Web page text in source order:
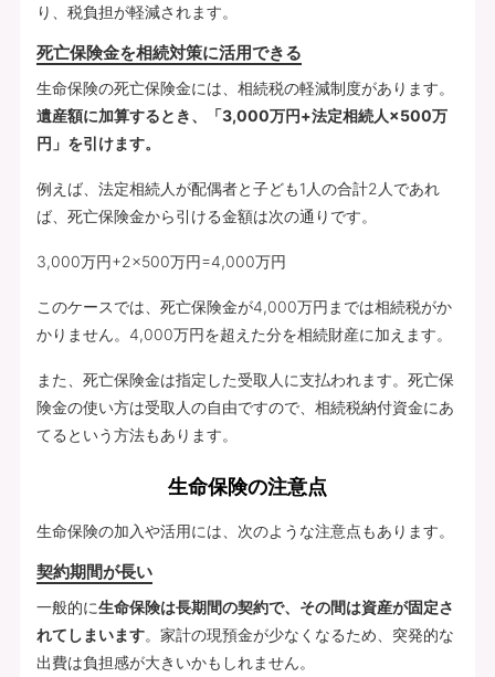
り、税負担が軽減されます。
死亡保険金を相続対策に活用できる
生命保険の死亡保険金には、相続税の軽減制度があります。
遺産額に加算するとき、「3,000万円+法定相続人×500万
円」を引けます。
例えば、法定相続人が配偶者と子ども1人の合計2人であれ
ば、死亡保険金から引ける金額は次の通りです。
3,000万円+2×500万円=4,000万円
このケースでは、死亡保険金が4,000万円までは相続税がか
かりません。4,000万円を超えた分を相続財産に加えます。
また、死亡保険金は指定した受取人に支払われます。死亡保
険金の使い方は受取人の自由ですので、相続税納付資金にあ
てるという方法もあります。
生命保険の注意点
生命保険の加入や活用には、次のような注意点もあります。
契約期間が長い
一般的に生命保険は長期間の契約で、その間は資産が固定さ
れてしまいます。家計の現預金が少なくなるため、突発的な
出費は負担感が大きいかもしれません。